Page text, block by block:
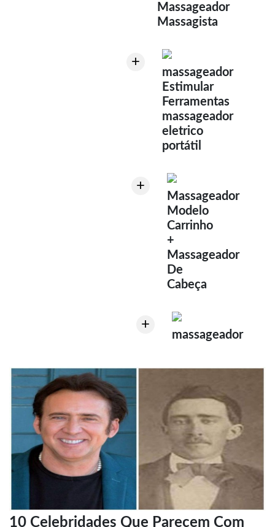
Massageador
Massagista
+
massageador
Estimular
Ferramentas
massageador
eletrico
portátil
+
Massageador
Modelo
Carrinho
+
Massageador
De
Cabeça
+
massageador
10 Celebridades Que Parecem Com